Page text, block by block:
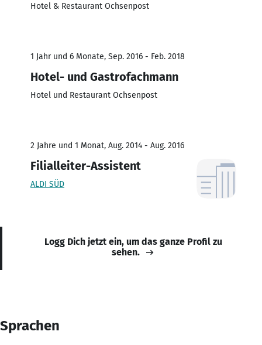
Hotel & Restaurant Ochsenpost
1 Jahr und 6 Monate, Sep. 2016 - Feb. 2018
Hotel- und Gastrofachmann
Hotel und Restaurant Ochsenpost
2 Jahre und 1 Monat, Aug. 2014 - Aug. 2016
Filialleiter-Assistent
ALDI SÜD
Logg Dich jetzt ein, um das ganze Profil zu
sehen.
Sprachen